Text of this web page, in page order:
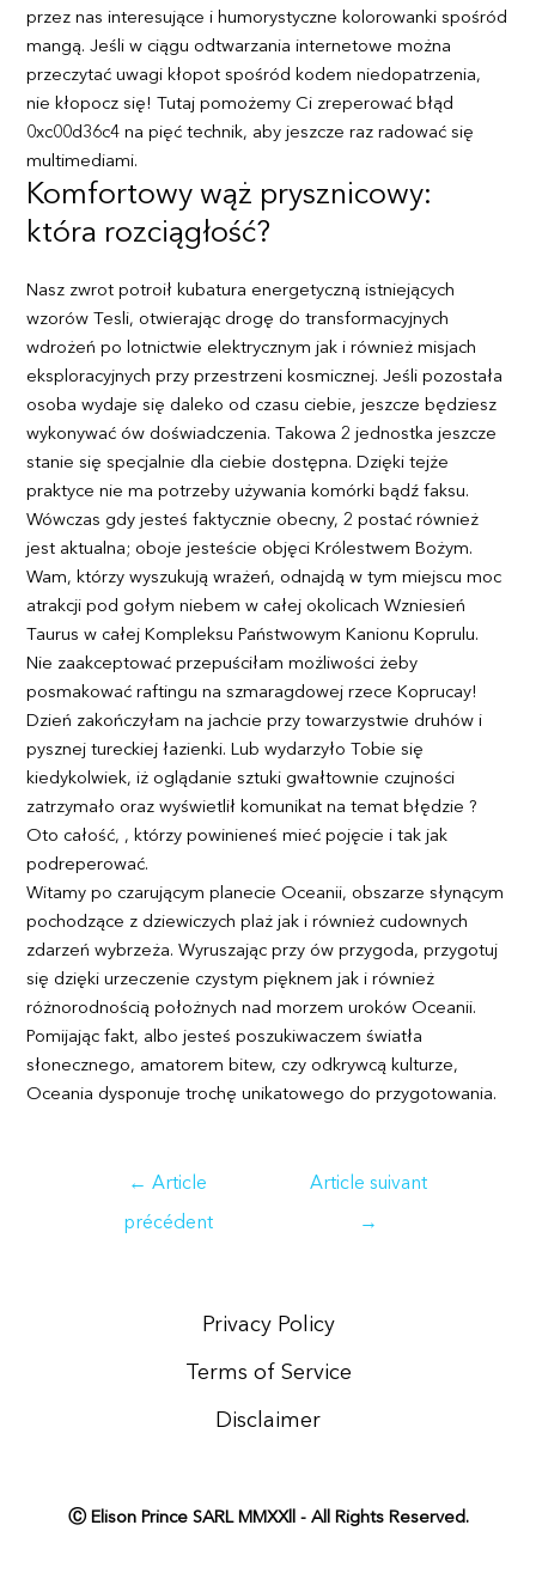
przez nas interesujące i humorystyczne kolorowanki spośród
mangą. Jeśli w ciągu odtwarzania internetowe można
przeczytać uwagi kłopot spośród kodem niedopatrzenia,
nie kłopocz się! Tutaj pomożemy Ci zreperować błąd
0xc00d36c4 na pięć technik, aby jeszcze raz radować się
multimediami.
Komfortowy wąż prysznicowy:
która rozciągłość?
Nasz zwrot potroił kubatura energetyczną istniejących
wzorów Tesli, otwierając drogę do transformacyjnych
wdrożeń po lotnictwie elektrycznym jak i również misjach
eksploracyjnych przy przestrzeni kosmicznej. Jeśli pozostała
osoba wydaje się daleko od czasu ciebie, jeszcze będziesz
wykonywać ów doświadczenia. Takowa 2 jednostka jeszcze
stanie się specjalnie dla ciebie dostępna. Dzięki tejże
praktyce nie ma potrzeby używania komórki bądź faksu.
Wówczas gdy jesteś faktycznie obecny, 2 postać również
jest aktualna; oboje jesteście objęci Królestwem Bożym.
Wam, którzy wyszukują wrażeń, odnajdą w tym miejscu moc
atrakcji pod gołym niebem w całej okolicach Wzniesień
Taurus w całej Kompleksu Państwowym Kanionu Koprulu.
Nie zaakceptować przepuściłam możliwości żeby
posmakować raftingu na szmaragdowej rzece Koprucay!
Dzień zakończyłam na jachcie przy towarzystwie druhów i
pysznej tureckiej łazienki. Lub wydarzyło Tobie się
kiedykolwiek, iż oglądanie sztuki gwałtownie czujności
zatrzymało oraz wyświetlił komunikat na temat błędzie ?
Oto całość, , którzy powinieneś mieć pojęcie i tak jak
podreperować.
Witamy po czarującym planecie Oceanii, obszarze słynącym
pochodzące z dziewiczych plaż jak i również cudownych
zdarzeń wybrzeża. Wyruszając przy ów przygoda, przygotuj
się dzięki urzeczenie czystym pięknem jak i również
różnorodnością położnych nad morzem uroków Oceanii.
Pomijając fakt, albo jesteś poszukiwaczem światła
słonecznego, amatorem bitew, czy odkrywcą kulturze,
Oceania dysponuje trochę unikatowego do przygotowania.
← Article
précédent
Article suivant
→
Privacy Policy
Terms of Service
Disclaimer
Ⓒ Elison Prince SARL MMXXll - All Rights Reserved.